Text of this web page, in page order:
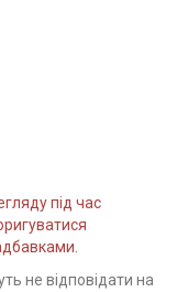
під час
не відповідати на